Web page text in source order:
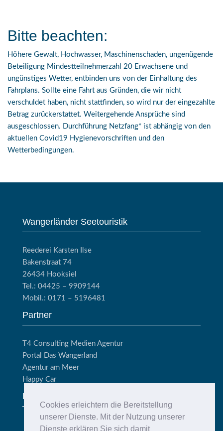
Cookies erleichtern die Bereitstellung
unserer Dienste. Mit der Nutzung unserer
Dienste erklären Sie sich damit
Bitte beachten:
Höhere Gewalt, Hochwasser, Maschinenschaden, ungenügende
Beteiligung Mindestteilnehmerzahl 20 Erwachsene und
ungünstiges Wetter, entbinden uns von der Einhaltung des
Fahrplans. Sollte eine Fahrt aus Gründen, die wir nicht
verschuldet haben, nicht stattfinden, so wird nur der eingezahlte
Betrag zurückerstattet. Weitergehende Ansprüche sind
ausgeschlossen. Durchführung Netzfang* ist abhängig von den
aktuellen Covid19 Hygienevorschriften und den
Wetterbedingungen.
Wangerländer Seetouristik
Reederei Karsten Ilse
Bakenstraat 74
26434 Hooksiel
Tel.: 04425 – 9909144
Mobil.: 0171 – 5196481
Partner
T4 Consulting Medien Agentur
Portal Das Wangerland
Agentur am Meer
Happy Car
Links
Fahrplan